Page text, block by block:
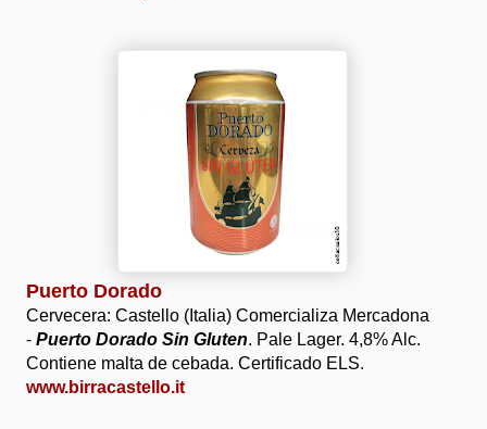
Puerto Dorado
Cervecera: Castello (Italia) Comercializa Mercadona
- Puerto Dorado Sin Gluten. Pale Lager. 4,8% Alc.
Contiene malta de cebada. Certificado ELS.
www.birracastello.it